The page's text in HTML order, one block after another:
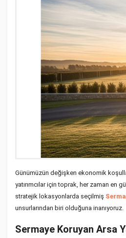
Günümüzün değişken ekonomik
yatırımcılar için toprak, her zaman en
stratejik lokasyonlarda seçilmiş
unsurlarından biri olduğuna inanıyoruz.
Sermaye Koruyan Arsa